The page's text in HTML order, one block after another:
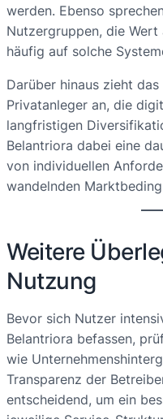
werden. Ebenso
Nutzergruppen, die
häufig auf solche
Darüber hinaus zieht
Privatanleger an, die
langfristigen
Belantriora dabei eine
von individuellen
wandelnden
Weitere
Nutzung
Bevor sich Nutzer
Belantriora befassen,
wie
Transparenz der
entscheidend, um ein